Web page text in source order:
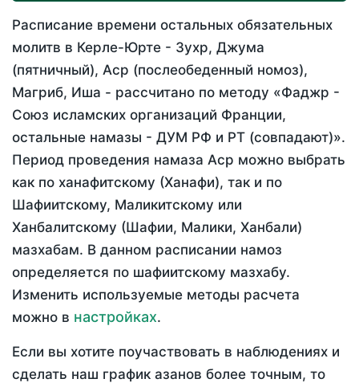
Расписание времени остальных обязательных
молитв в Керле-Юрте - Зухр, Джума
(пятничный), Аср (послеобеденный номоз),
Магриб, Иша - рассчитано по методу «Фаджр -
Союз исламских организаций Франции,
остальные намазы - ДУМ РФ и РТ (совпадают)».
Период проведения намаза Аср можно выбрать
как по ханафитскому (Ханафи), так и по
Шафиитскому, Маликитскому или
Ханбалитскому (Шафии, Малики, Ханбали)
мазхабам. В данном расписании намоз
определяется по шафиитскому мазхабу.
Изменить используемые методы расчета
можно в настройках.
Если вы хотите поучаствовать в наблюдениях и
сделать наш график азанов более точным, то